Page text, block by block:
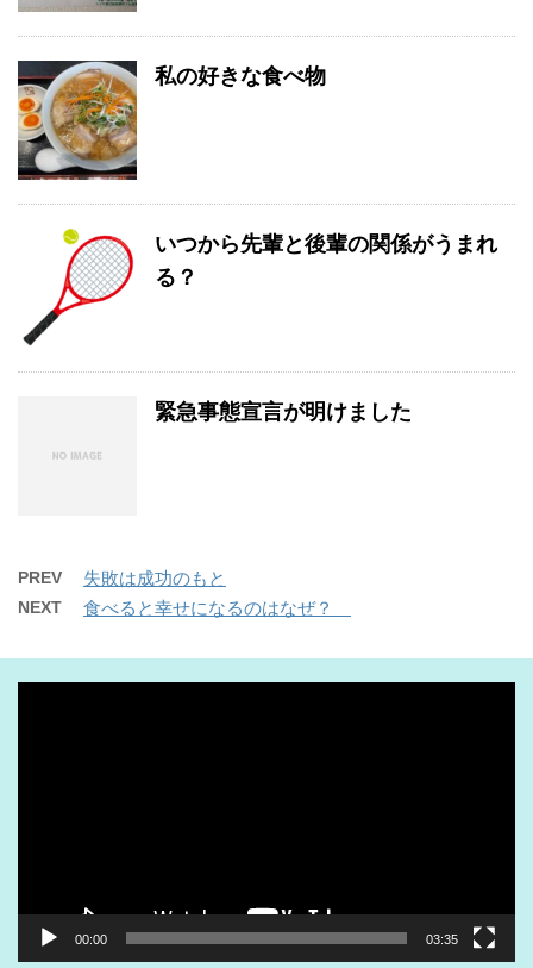
私の好きな食べ物
いつから先輩と後輩の関係がうまれ
る？
緊急事態宣言が明けました
PREV 失敗は成功のもと
NEXT 食べると幸せになるのはなぜ？
00:00 03:35